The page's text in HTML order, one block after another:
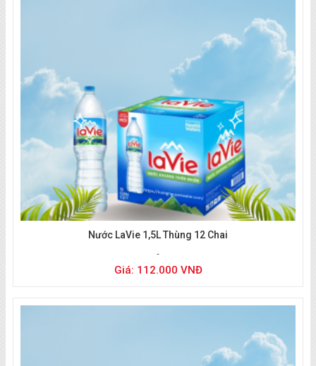
Giao nước tận nhà quận 9
Nước LaVie 1,5L Thùng 12 Chai
Giá: 112.000 VNĐ